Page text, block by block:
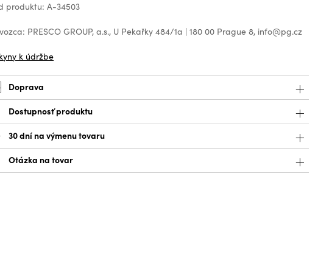
produktu: A-34503
PRESCO GROUP, a.s., U Pekařky 484/1a | 180 00 Prague 8, info@pg.cz
k údržbe
Doprava
Dostupnosť produktu
30 dní na výmenu tovaru
Otázka na tovar